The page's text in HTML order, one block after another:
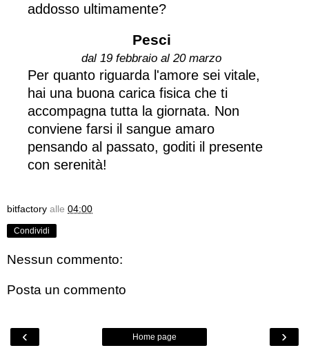
addosso ultimamente?
Pesci
dal 19 febbraio al 20 marzo
Per quanto riguarda l'amore sei vitale,
hai una buona carica fisica che ti
accompagna tutta la giornata. Non
conviene farsi il sangue amaro
pensando al passato, goditi il presente
con serenità!
bitfactory alle 04:00
Condividi
Nessun commento:
Posta un commento
‹ ›
Home page